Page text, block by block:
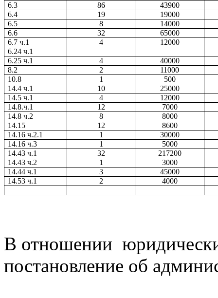
6.3 86
43900
6.4
19
19000
6.5
8
14000
6.6
32
65000
6.7 ч.1
4
12000
6.24 ч.1
6.25 ч.1
4
40000
8.2
2
11000
10.8
1
500
14.4 ч.1
10
25000
14.5 ч.1
4
12000
14.8.ч.1
12
7000
14.8 ч.2
8
8000
14.15
12
8600
14.16 ч.2.1
1
30000
14.16 ч.3
1
5000
14.43 ч.1
32
217200
14.43 ч.2
1
3000
14.44 ч.1
3
45000
14.53 ч.1
2 4000
В отношении
постановление об